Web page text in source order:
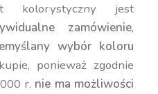
kolorystyczny jest
zamówienie,
wybór koloru
ponieważ zgodnie
r. nie ma możliwości